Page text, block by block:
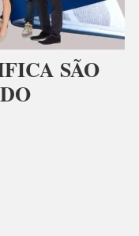
SÃO